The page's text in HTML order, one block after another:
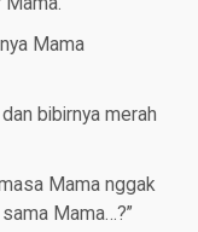
Mama
bibirnya merah
Mama nggak
Mama…?”